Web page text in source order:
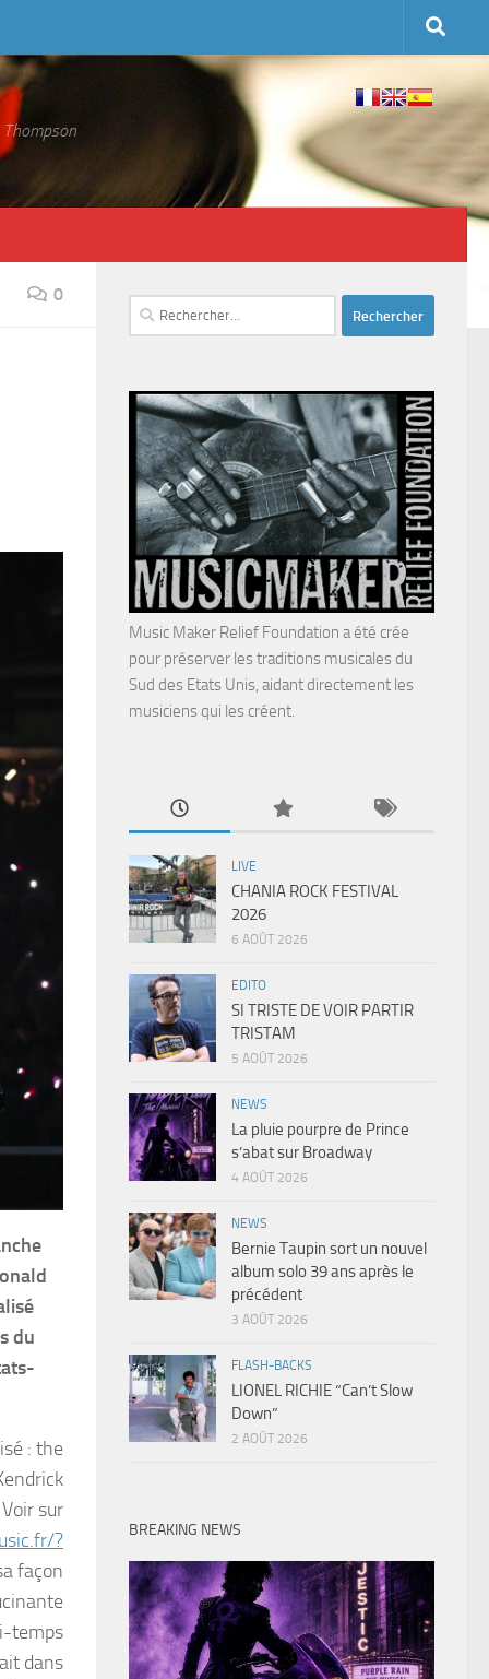
0
du
: the
sur
?
façon
temps
dans
Rechercher :
Music Maker Relief Foundation a été crée
pour préserver les traditions musicales du
Sud des Etats Unis, aidant directement les
musiciens qui les créent.
LIVE
CHANIA ROCK FESTIVAL
2026
6 AOÛT 2026
EDITO
SI TRISTE DE VOIR PARTIR
TRISTAM
5 AOÛT 2026
NEWS
La pluie pourpre de Prince
s’abat sur Broadway
4 AOÛT 2026
NEWS
Bernie Taupin sort un nouvel
album solo 39 ans après le
précédent
3 AOÛT 2026
FLASH-BACKS
LIONEL RICHIE “Can’t Slow
Down”
2 AOÛT 2026
BREAKING NEWS